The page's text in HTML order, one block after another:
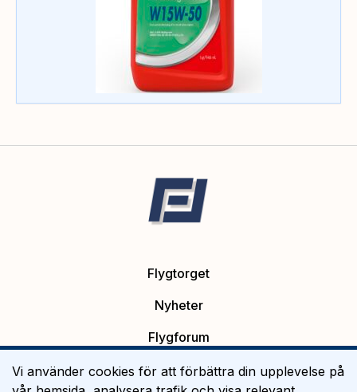
Flygtorget
Nyheter
Flygforum
Platsannonser
Vi använder cookies för att förbättra din upplevelse på